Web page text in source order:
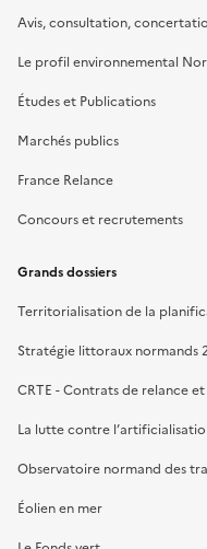
Avis, consultation,
Le profil environnemental
Études et Publications
Marchés publics
France Relance
Concours et recrutements
Grands dossiers
Territorialisation de la
Stratégie littoraux normands
CRTE - Contrats de relance
La lutte contre
Observatoire normand des
Éolien en mer